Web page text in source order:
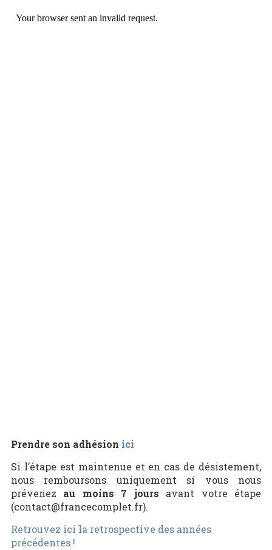
Prendre son adhésion ici
Si l’étape est maintenue et en cas de désistement,
nous remboursons uniquement si vous nous
prévenez au moins 7 jours avant votre étape
(contact@francecomplet.fr).
Retrouvez ici la retrospective des années
précédentes !